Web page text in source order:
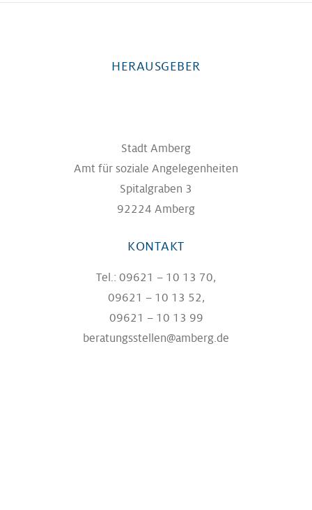
HERAUSGEBER
Stadt Amberg
Amt für soziale Angelegenheiten
Spitalgraben 3
92224 Amberg
KONTAKT
Tel.: 09621 – 10 13 70,
09621 – 10 13 52,
09621 – 10 13 99
beratungsstellen@amberg.de